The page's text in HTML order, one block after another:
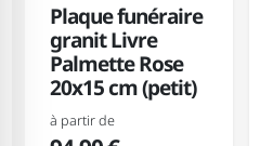
Plaque funéraire
granit Livre
Palmette Rose
20x15 cm (petit)
à partir de